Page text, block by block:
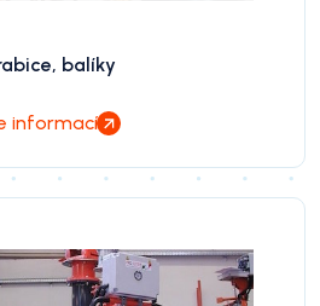
balíky
informací